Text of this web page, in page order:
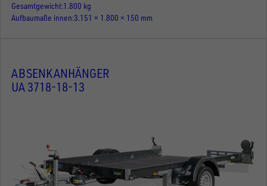
Gesamtgewicht 1.800 kg
Aufbaumaße innen 3.151 × 1.800 × 150 mm
ABSENKANHÄNGER
UA 3718-18-13